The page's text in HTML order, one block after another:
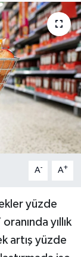
A- A+
yüzde
yıllık
artış yüzde